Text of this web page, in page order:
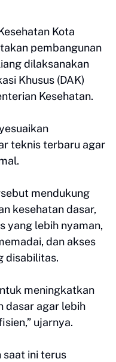
Kota
pembangunan
dilaksanakan
Khusus (DAK)
Kesehatan.
teknis terbaru agar
mendukung
kesehatan dasar,
yang lebih nyaman,
dan akses
disabilitas.
meningkatkan
dasar agar lebih
ujarnya.
saat ini terus